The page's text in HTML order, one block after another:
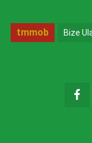
tmmob Bize